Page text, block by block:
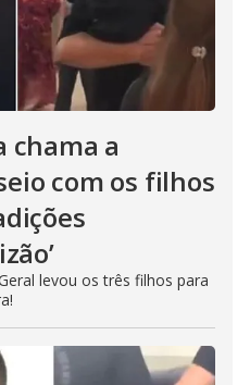
chama a
com os filhos
levou os três filhos para